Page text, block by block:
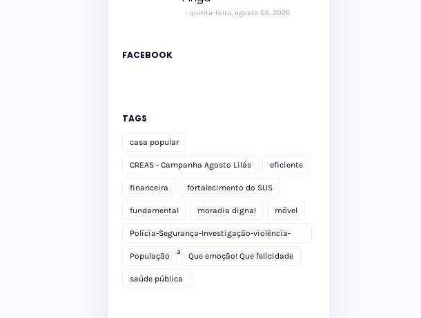
quinta-feira, agosto 06, 2026
FACEBOOK
TAGS
casa popular
CREAS - Campanha Agosto Lilás eficiente
financeira fortalecimento do SUS
fundamental moradia digna! móvel
Polícia-Segurança-Investigação-violência-
Polícia Militar-delegacia
População Que emoção! Que felicidade
saúde pública